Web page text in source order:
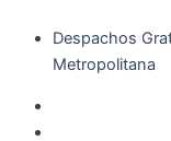
contenido
Despachos
Metropolitana
Clinical
Desodorante
Crema